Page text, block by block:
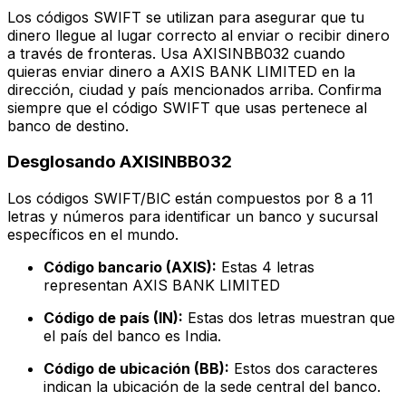
Los códigos SWIFT se utilizan para asegurar que tu
dinero llegue al lugar correcto al enviar o recibir dinero
a través de fronteras. Usa AXISINBB032 cuando
quieras enviar dinero a AXIS BANK LIMITED en la
dirección, ciudad y país mencionados arriba. Confirma
siempre que el código SWIFT que usas pertenece al
banco de destino.
Desglosando AXISINBB032
Los códigos SWIFT/BIC están compuestos por 8 a 11
letras y números para identificar un banco y sucursal
específicos en el mundo.
Código bancario (AXIS): Estas 4 letras
representan AXIS BANK LIMITED
Código de país (IN): Estas dos letras muestran que
el país del banco es India.
Código de ubicación (BB): Estos dos caracteres
indican la ubicación de la sede central del banco.